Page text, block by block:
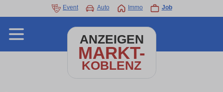
Event Auto Immo Job
ANZEIGEN
MARKT-
KOBLENZ